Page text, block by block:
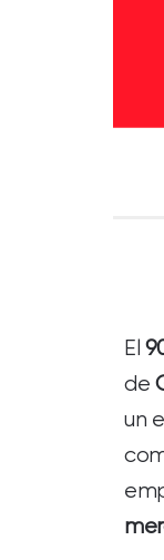
El
de
un